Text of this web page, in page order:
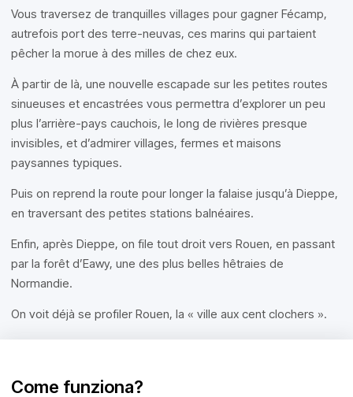
Vous traversez de tranquilles villages pour gagner Fécamp,
autrefois port des terre-neuvas, ces marins qui partaient
pêcher la morue à des milles de chez eux.
À partir de là, une nouvelle escapade sur les petites routes
sinueuses et encastrées vous permettra d’explorer un peu
plus l’arrière-pays cauchois, le long de rivières presque
invisibles, et d’admirer villages, fermes et maisons
paysannes typiques.
Puis on reprend la route pour longer la falaise jusqu’à Dieppe,
en traversant des petites stations balnéaires.
Enfin, après Dieppe, on file tout droit vers Rouen, en passant
par la forêt d’Eawy, une des plus belles hêtraies de
Normandie.
On voit déjà se profiler Rouen, la « ville aux cent clochers ».
Come funziona?